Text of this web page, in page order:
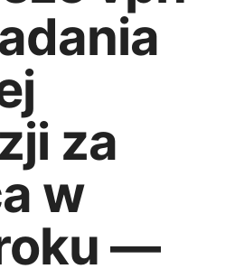
za
w
—